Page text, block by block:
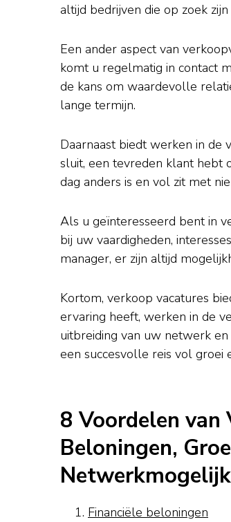
altijd bedrijven die op zoek
Een ander aspect van
komt u regelmatig in contact
de kans om waardevolle
lange termijn.
Daarnaast biedt werken in de
sluit, een tevreden klant hebt
dag anders is en vol zit met
Als u geïnteresseerd bent in
bij uw vaardigheden,
manager, er zijn altijd
Kortom, verkoop vacatures
ervaring heeft, werken in de
uitbreiding van uw netwerk
een succesvolle reis vol groei
8 Voordelen van
Beloningen,
Financiële beloningen